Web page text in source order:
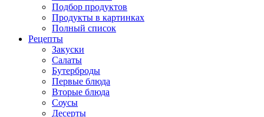
Подбор продуктов
Продукты в картинках
Полный список
Рецепты
Закуски
Салаты
Бутерброды
Первые блюда
Вторые блюда
Соусы
Десерты